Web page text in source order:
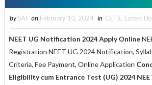
by SAI on February 10, 2024 in CETS, Latest
NEET UG Notification 2024 Apply Online
Registration NEET UG 2024 Notification,
Criteria, Fee Payment, Online Application
Eligibility cum Entrance Test (UG) 2024